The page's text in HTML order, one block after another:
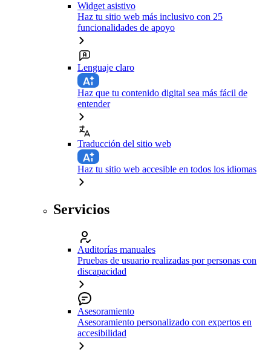
Widget asistivo
Haz tu sitio web más inclusivo con 25
funcionalidades de apoyo
Lenguaje claro
Haz que tu contenido digital sea más fácil de
entender
Traducción del sitio web
Haz tu sitio web accesible en todos los idiomas
Servicios
Auditorías manuales
Pruebas de usuario realizadas por personas con
discapacidad
Asesoramiento
Asesoramiento personalizado con expertos en
accesibilidad